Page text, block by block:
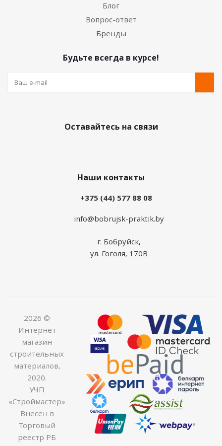
Блог
Вопрос-ответ
Бренды
Будьте всегда в курсе!
Оставайтесь на связи
Наши контакты
+375 (44) 577 88 08
info@bobrujsk-praktik.by
г. Бобруйск,
ул. Гоголя, 170В
2026 ©
Интернет
магазин
строительных
материалов,
2020.
УЧП
«Строймастер»
Внесен в
Торговый
реестр РБ